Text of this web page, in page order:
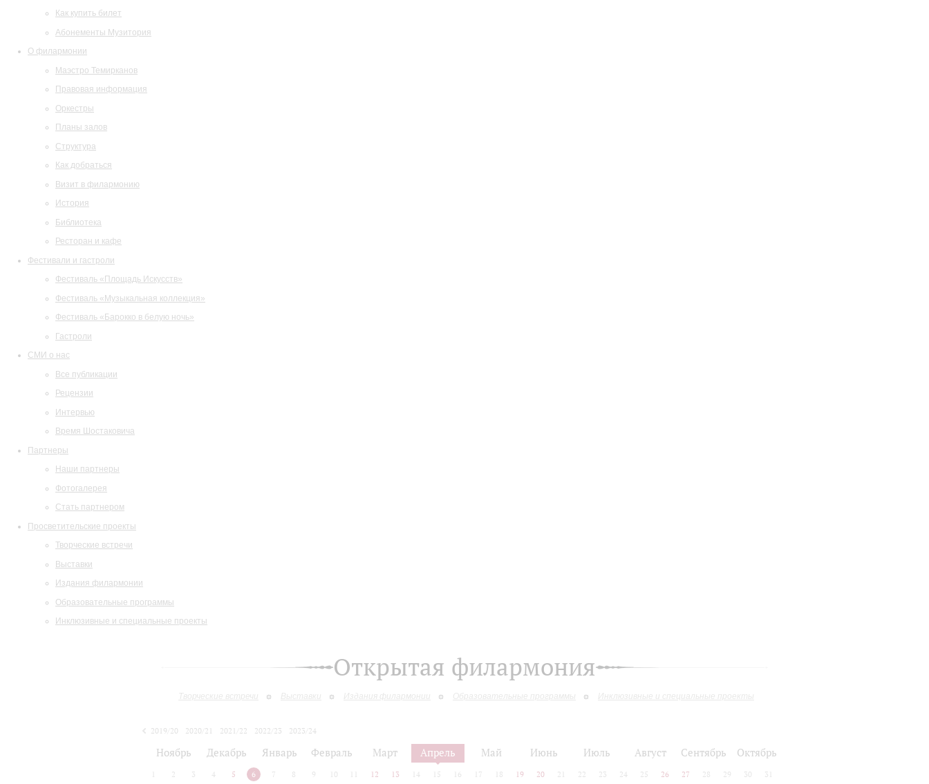
Как купить билет
Абонементы Музитория
О филармонии
Маэстро Темирканов
Правовая информация
Оркестры
Планы залов
Структура
Как добраться
Визит в филармонию
История
Библиотека
Ресторан и кафе
Фестивали и гастроли
Фестиваль «Площадь Искусств»
Фестиваль «Музыкальная коллекция»
Фестиваль «Барокко в белую ночь»
Гастроли
СМИ о нас
Все публикации
Рецензии
Интервью
Время Шостаковича
Партнеры
Наши партнеры
Фотогалерея
Стать партнером
Просветительские проекты
Творческие встречи
Выставки
Издания филармонии
Образовательные программы
Инклюзивные и специальные проекты
Открытая филармония
Творческие встречи Выставки Издания филармонии Образовательные программы Инклюзивные и специальные проекты
2019/20 2020/21 2021/22 2022/23
2023/24
Ноябрь Декабрь Январь Февраль Март Апрель Май Июнь Июль Август Сентябрь Октябрь
2 3 4 5 6 7 8 9 10 12 13 14 15 16 17 18 19 20 21 22 23 24 25 26 27 28 29 30 31